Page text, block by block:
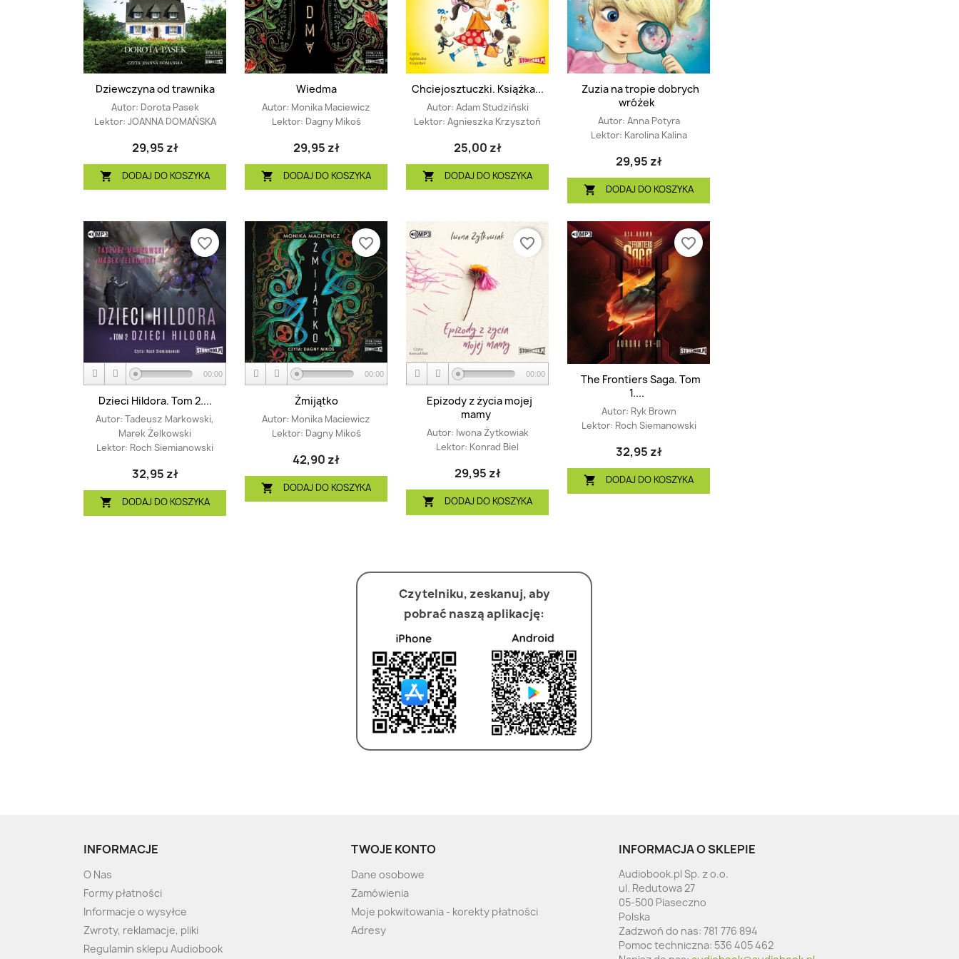
Dziewczyna od trawnika
Autor: Dorota Pasek
Lektor: JOANNA DOMAŃSKA
29,95 zł
 DODAJ DO KOSZYKA
Wiedma
Autor: Monika Maciewicz
Lektor: Dagny Mikoś
29,95 zł
 DODAJ DO KOSZYKA
Chciejosztuczki. Książka...
Autor: Adam Studziński
Lektor: Agnieszka Krzysztoń
25,00 zł
 DODAJ DO KOSZYKA
Zuzia na tropie dobrych
wróżek
Autor: Anna Potyra
Lektor: Karolina Kalina
29,95 zł
 DODAJ DO KOSZYKA
00:00
Dzieci Hildora. Tom 2....
Autor: Tadeusz Markowski,
Marek Żelkowski
Lektor: Roch Siemianowski
32,95 zł
 DODAJ DO KOSZYKA
favorite_border
00:00
Żmijątko
Autor: Monika Maciewicz
Lektor: Dagny Mikoś
42,90 zł
 DODAJ DO KOSZYKA
favorite_border
00:00
Epizody z życia mojej
mamy
Autor: Iwona Żytkowiak
Lektor: Konrad Biel
29,95 zł
 DODAJ DO KOSZYKA
favorite_border
The Frontiers Saga. Tom
1....
Autor: Ryk Brown
Lektor: Roch Siemanowski
32,95 zł
 DODAJ DO KOSZYKA
favorite_border
Czytelniku, zeskanuj, aby
pobrać naszą aplikację:
INFORMACJE
O Nas
Formy płatności
Informacje o wysyłce
Zwroty, reklamacje, pliki
Regulamin sklepu Audiobook
TWOJE KONTO
Dane osobowe
Zamówienia
Moje pokwitowania - korekty płatności
Adresy
INFORMACJA O SKLEPIE
Audiobook.pl Sp. z o.o.
ul. Redutowa 27
05-500 Piaseczno
Polska
Zadzwoń do nas: 781 776 894
Pomoc techniczna: 536 405 462